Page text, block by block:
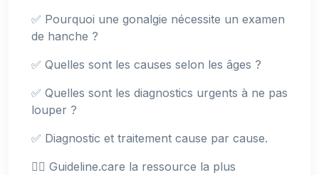
✅ Pourquoi une gonalgie nécessite un examen
de hanche ?
✅ Quelles sont les causes selon les âges ?
✅ Quelles sont les diagnostics urgents à ne pas
louper ?
✅ Diagnostic et traitement cause par cause.
👉🏻 Guideline.care la ressource la plus